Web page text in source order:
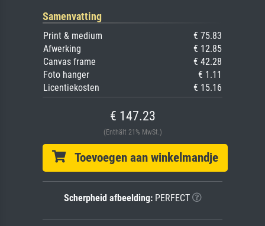
Samenvatting
Print & medium
€ 75.83
Afwerking
€ 12.85
Canvas frame
€ 42.28
Foto hanger
€ 1.11
Licentiekosten
€ 15.16
€ 147.23
(Enthält 21% MwSt.)
Toevoegen aan winkelmandje
Scherpheid afbeelding:PERFECT